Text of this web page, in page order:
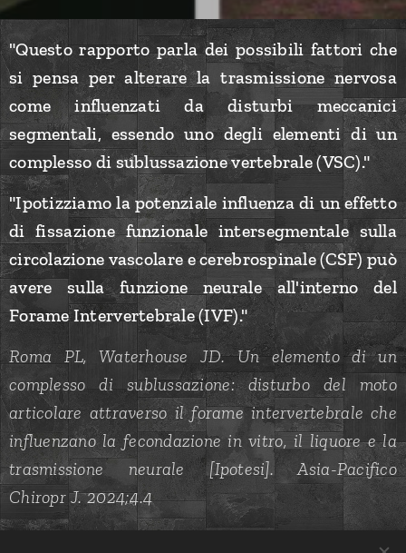
"Questo rapporto parla dei possibili fattori che
si pensa per alterare la trasmissione nervosa
come influenzati da disturbi meccanici
segmentali, essendo uno degli elementi di un
complesso di sublussazione vertebrale (VSC)."
"Ipotizziamo la potenziale influenza di un effetto
di fissazione funzionale intersegmentale sulla
circolazione vascolare e cerebrospinale (CSF) può
avere sulla funzione neurale all'interno del
Forame Intervertebrale (IVF)."
Roma PL, Waterhouse JD. Un elemento di un
complesso di sublussazione: disturbo del moto
articolare attraverso il forame intervertebrale che
influenzano la fecondazione in vitro, il liquore e la
trasmissione neurale [Ipotesi]. Asia-Pacifico
Chiropr J. 2024;4.4